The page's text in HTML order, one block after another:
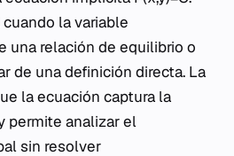
la variable
una relación de equilibrio o
de una definición directa. La
la ecuación captura la
permite analizar el
sin resolver